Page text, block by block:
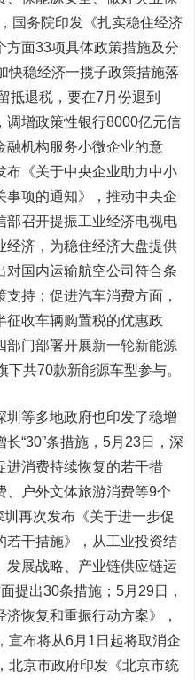
国务院印发《扎实稳住经济
方面33项具体政策措施及分
快稳经济一揽子政策措施落
抵退税，要在7月份退到
调增政策性银行8000亿元信
融机构服务小微企业的意
布《关于中央企业助力中小
事项的通知》，推动中央企
部召开提振工业经济电视电
经济，为稳住经济大盘提供
对国内运输航空公司符合条
持；促进汽车消费方面，
征收车辆购置税的优惠政
部门部署开展新一轮新能源
共70款新能源车型参与。
圳等多地政府也印发了稳增
“30”条措施，5月23日，深
进消费持续恢复的若干措
、户外文体旅游消费等9个
再次发布《关于进一步促
若干措施》，从工业投资结
发展战略、产业链供应链运
提出30条措施；5月29日，
济恢复和重振行动方案》，
宣布将从6月1日起将取消企
北京市政府印发《北京市统